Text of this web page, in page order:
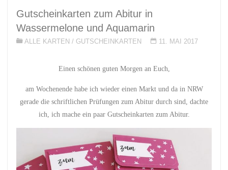
Gutscheinkarten zum Abitur in
Wassermelone und Aquamarin
ALLE KARTEN / GUTSCHEINKARTEN 11. MAI 2017
Einen schönen guten Morgen an Euch,
am Wochenende habe ich wieder einen Markt und da in NRW
gerade die schriftlichen Prüfungen zum Abitur durch sind, dachte
ich, ich mache ein paar Gutscheinkarten zum Abitur.